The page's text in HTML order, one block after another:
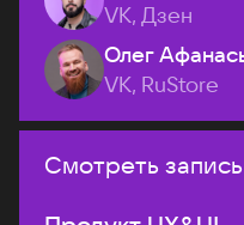
VK, Дзен
Олег
VK, RuStore
Смотреть запись